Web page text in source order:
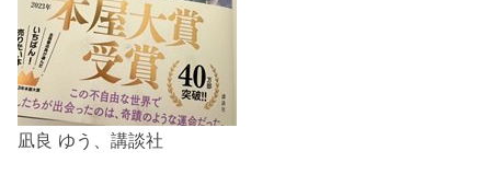
凪良 ゆう、講談社